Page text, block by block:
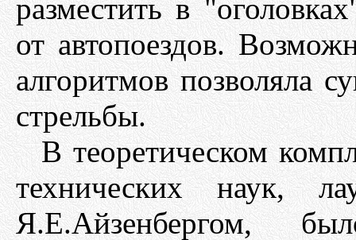
разместить в
от автопоездов.
алгоритмов позволяла
стрельбы.
В теоретическом
технических наук,
Я.Е.Айзенбергом,